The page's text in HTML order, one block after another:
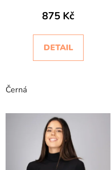
875 Kč
DETAIL
Černá